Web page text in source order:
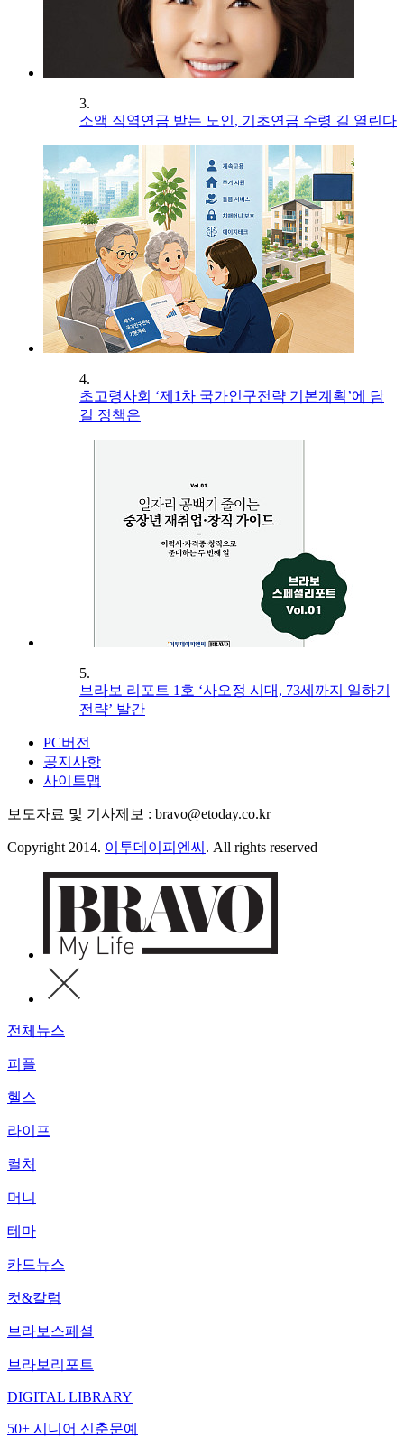
3.
소액 직역연금 받는 노인, 기초연금 수령 길 열린다
4.
초고령사회 ‘제1차 국가인구전략 기본계획’에 담
길 정책은
5.
브라보 리포트 1호 ‘사오정 시대, 73세까지 일하기
전략’ 발간
PC버전
공지사항
사이트맵
보도자료 및 기사제보 : bravo@etoday.co.kr
Copyright 2014. 이투데이피엔씨 . All rights reserved
전체뉴스
피플
헬스
라이프
컬처
머니
테마
카드뉴스
컷&칼럼
브라보스페셜
브라보리포트
DIGITAL LIBRARY
50+ 시니어 신춘문예